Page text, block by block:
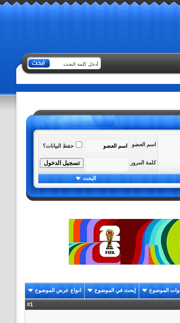
اسم العضو حفظ البيانات؟
كلمة المرور
البحث
الموضوع إبحث في الموضوع انواع عرض الموضوع
1